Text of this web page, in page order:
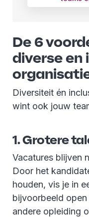
De 6
diverse en
Diversiteit én
wint ook jouw
1. Grotere
Vacatures blijven
Door het
houden, vis je in
bijvoorbeeld
andere opleiding